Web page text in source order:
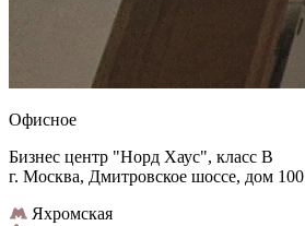
Офисное
Бизнес центр "Норд Хаус", класс B
г. Москва, Дмитровское шоссе, дом 100
Яхромская